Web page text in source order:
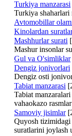
Turkiya manzarasi
Turkiya shaharlari
Avtomobillar
Kinolardan
Mashhurlar surati
Mashur insonlar
Gul va O'simliklar
Dengiz jonivorlari
Dengiz osti
Tabiat manzarasi
Tabiat
vahaokazo
Samoviy jisimlar
Quyosh
suratlarini joylash